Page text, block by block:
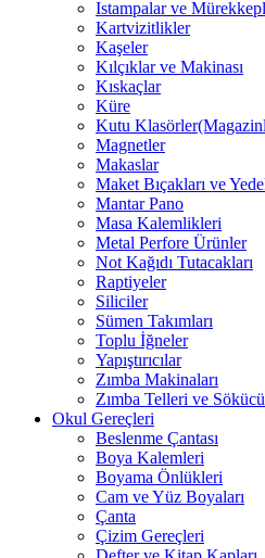
Istampalar ve
Kartvizitlikler
Kaşeler
Kılçıklar ve Makinası
Kıskaçlar
Küre
Kutu
Magnetler
Makaslar
Maket Bıçakları ve
Mantar Pano
Masa Kalemlikleri
Metal Perfore Ürünler
Not Kağıdı Tutacakları
Raptiyeler
Siliciler
Sümen Takımları
Toplu İğneler
Yapıştırıcılar
Zımba Makinaları
Zımba Telleri ve
Okul Gereçleri
Beslenme Çantası
Boya Kalemleri
Boyama Önlükleri
Cam ve Yüz Boyaları
Çanta
Çizim Gereçleri